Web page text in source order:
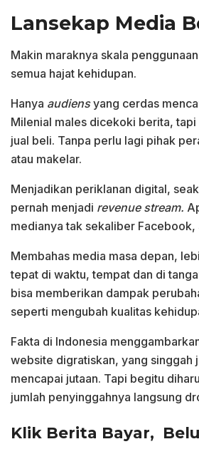
Lansekap Media
Makin maraknya skala
semua hajat kehidupan.
Hanya audiensyang cerdas
Milenial males dicekoki berita, tapi
jual beli. Tanpa perlu lagi pihak
atau makelar.
Menjadikan periklanan digital,
pernah menjadi revenue stream.
medianya tak sekaliber Facebook,
Membahas media masa depan,
tepat di waktu, tempat dan di
bisa memberikan dampak
seperti mengubah kualitas
Fakta di Indonesia
website digratiskan, yang singgah
mencapai jutaan. Tapi begitu
jumlah penyinggahnya langsung
Klik Berita Bayar,